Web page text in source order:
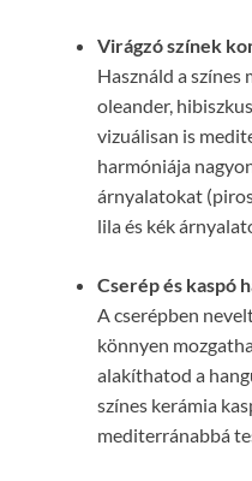
Virágzó színek
Használd a
oleander,
vizuálisan is
harmóniája
árnyalatokat
lila és kék
Cserép és kaspó
A cserépben
könnyen
alakíthatod a
színes kerámia
mediterránabbá